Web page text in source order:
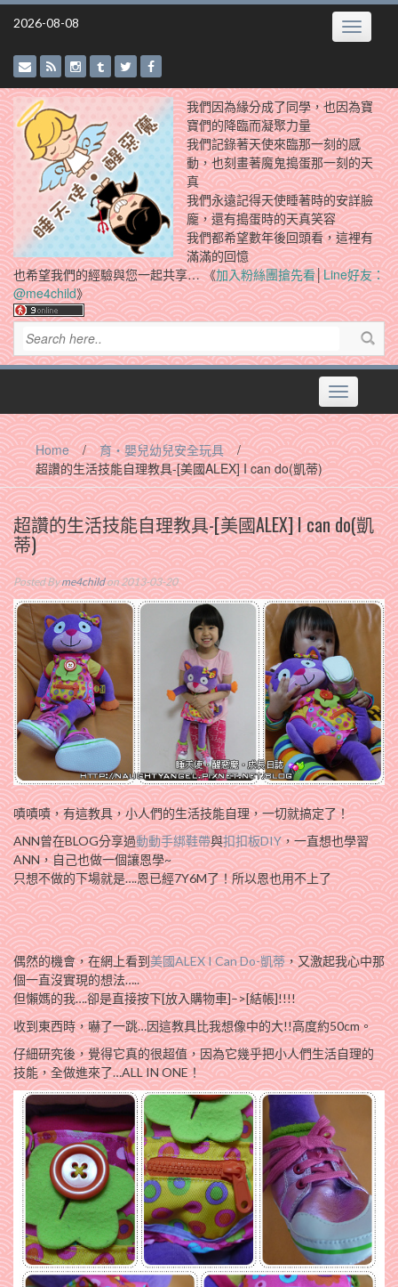
Skip
2026-08-08 Toggle
我們因為緣分成了同學，也因為寶
寶們的降臨而凝聚力量
我們記錄著天使來臨那一刻的感
動，也刻畫著魔鬼搗蛋那一刻的天
真
我們永遠記得天使睡著時的安詳臉
龐，還有搗蛋時的天真笑容
我們都希望數年後回頭看，這裡有
滿滿的回憶
也希望我們的經驗與您一起共享… 《加入粉絲團搶先看│Line好友：
@me4child》
Toggle
navigation
Home / 育‧嬰兒幼兒安全玩具
/
超讚的生活技能自理教具-[美國ALEX] I can do(凱蒂)
超讚的生活技能自理教具-[美國ALEX] I can do(凱
蒂)
Posted Byme4childon 2013-03-20
嘖嘖嘖，有這教具，小人們的生活技能自理，一切就搞定了！
ANN曾在BLOG分享過動動手綁鞋帶與扣扣板DIY，一直想也學習
ANN，自己也做一個讓恩學~
只想不做的下場就是….恩已經7Y6M了！所以恩也用不上了
偶然的機會，在網上看到美國ALEX I Can Do-凱蒂，又激起我心中那
個一直沒實現的想法…..
但懶媽的我….卻是直接按下[放入購物車]–>[結帳]!!!!
收到東西時，嚇了一跳…因這教具比我想像中的大!!高度約50cm。
仔細研究後，覺得它真的很超值，因為它幾乎把小人們生活自理的
技能，全做進來了…ALL IN ONE！